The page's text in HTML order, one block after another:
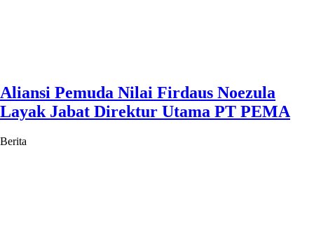
Aliansi Pemuda Nilai Firdaus Noezula
Layak Jabat Direktur Utama PT PEMA
Berita